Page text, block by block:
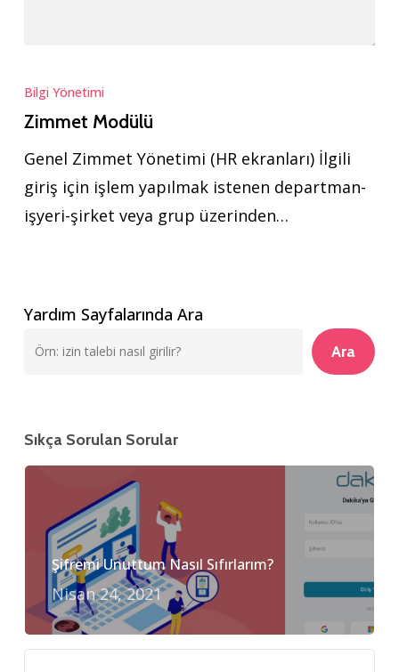
Modülü
Bilgi Yönetimi
Zimmet Modülü
Genel Zimmet Yönetimi (HR ekranları) İlgili
giriş için işlem yapılmak istenen departman-
işyeri-şirket veya grup üzerinden…
Yardım Sayfalarında Ara
Ara
Sıkça Sorulan Sorular
Şifremi Unuttum Nasıl Sıfırlarım?
Nisan 24, 2021